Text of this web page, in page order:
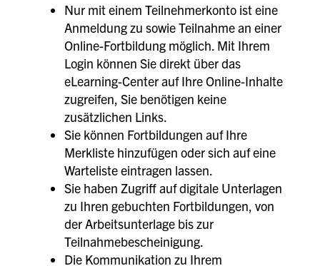
Nur mit einem Teilnehmerkonto ist eine
Anmeldung zu sowie Teilnahme an einer
Online-Fortbildung möglich. Mit Ihrem
Login können Sie direkt über das
eLearning-Center auf Ihre Online-Inhalte
zugreifen, Sie benötigen keine
zusätzlichen Links.
Sie können Fortbildungen auf Ihre
Merkliste hinzufügen oder sich auf eine
Warteliste eintragen lassen.
Sie haben Zugriff auf digitale Unterlagen
zu Ihren gebuchten Fortbildungen, von
der Arbeitsunterlage bis zur
Teilnahmebescheinigung.
Die Kommunikation zu Ihrem